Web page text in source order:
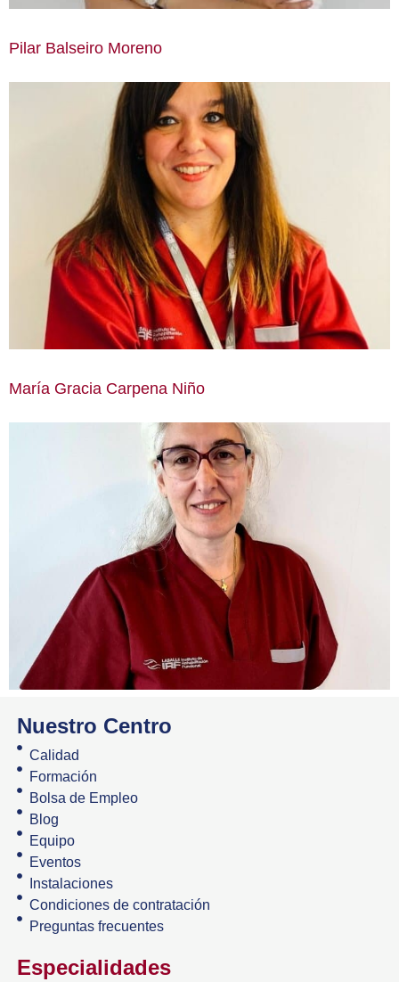
Pilar Balseiro Moreno
María Gracia Carpena Niño
Nuestro Centro
Calidad
Formación
Bolsa de Empleo
Blog
Equipo
Eventos
Instalaciones
Condiciones de contratación
Preguntas frecuentes
Especialidades